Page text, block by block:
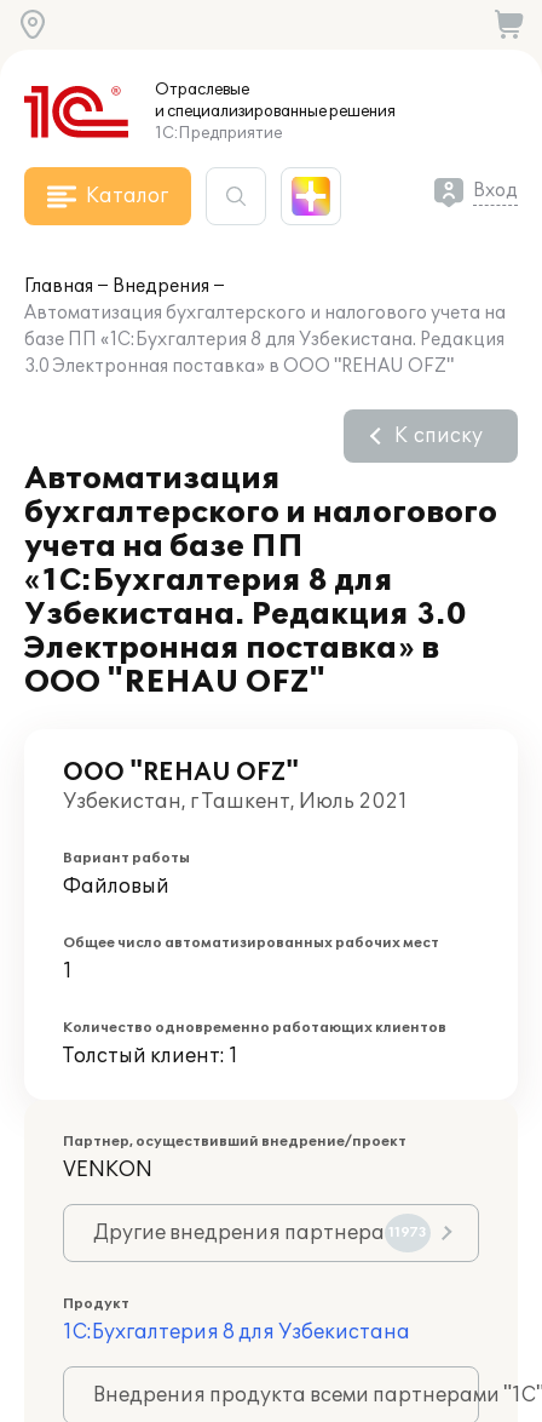
Отраслевые
и специализированныерешения
1С:Предприятие
Каталог Вход
Главная
Внедрения
Автоматизация бухгалтерского и налогового учета на
базе ПП «1С:Бухгалтерия 8 для Узбекистана. Редакция
3.0 Электронная поставка» в ООО "REHAU OFZ"
Автоматизация
бухгалтерского и налогового
учета на базе ПП
«1С:Бухгалтерия 8 для
Узбекистана. Редакция 3.0
Электронная поставка» в
ООО "REHAU OFZ"
К списку
ООО "REHAU OFZ"
Узбекистан, г Ташкент, Июль 2021
Вариант работы
Файловый
Общее число автоматизированных рабочих мест
1
Количество одновременно работающих клиентов
Толстый клиент: 1
Партнер, осуществивший внедрение/проект
VENKON
Другие внедрения партнера 11973
Продукт
1С:Бухгалтерия 8 для Узбекистана
Внедрения продукта всеми партнерами